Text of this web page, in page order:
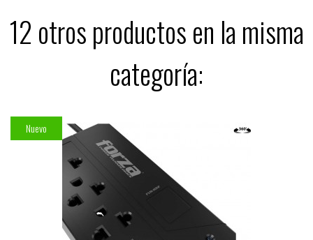
12 otros productos en la misma
categoría:
Nuevo